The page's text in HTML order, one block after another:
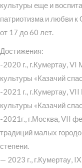
культуры еще и
патриотизма и любви к
от 17 до 60 лет.
Достижения:
-2020 г., г.Кумертау,
культуры «Казачий
-2021 г., г.Кумертау,
культуры «Казачий
-2021г., г.Москва, VII
традиций малых
степени.
— 2023 г., г.Кумертау,